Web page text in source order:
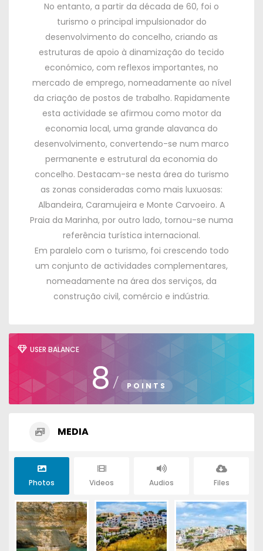
No entanto, a partir da década de 60, foi o
turismo o principal impulsionador do
desenvolvimento do concelho, criando as
estruturas de apoio à dinamização do tecido
económico, com reflexos importantes, no
mercado de emprego, nomeadamente ao nível
da criação de postos de trabalho. Rapidamente
esta actividade se afirmou como motor da
economia local, uma grande alavanca do
desenvolvimento, convertendo-se num marco
permanente e estrutural da economia do
concelho. Destacam-se nesta área do turismo
as zonas consideradas como mais luxuosas:
Albandeira, Caramujeira e Monte Carvoeiro. A
Praia da Marinha, por outro lado, tornou-se numa
referência turística internacional.
Em paralelo com o turismo, foi crescendo todo
um conjunto de actividades complementares,
nomeadamente na área dos serviços, da
construção civil, comércio e indústria.
USER BALANCE
8/ POINTS
MEDIA
Photos Videos Audios Files